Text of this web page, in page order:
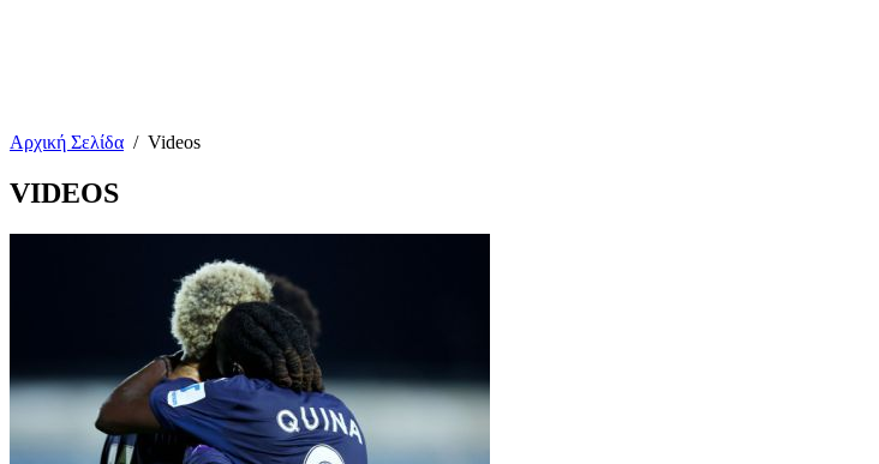
Αρχική Σελίδα / Videos
VIDEOS